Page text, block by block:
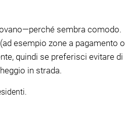
sembra comodo.
esempio zone a pagamento o
quindi se preferisci evitare di
in strada.